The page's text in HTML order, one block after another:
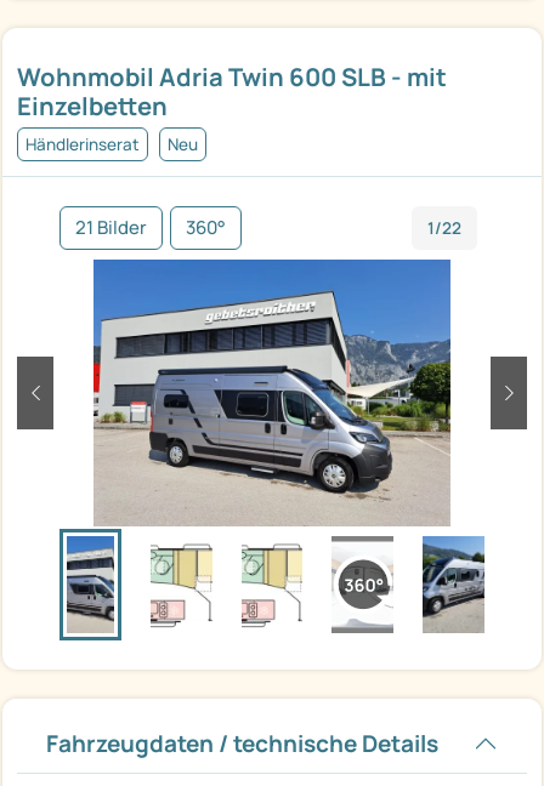
Wohnmobil Adria Twin 600 SLB - mit
Einzelbetten
Händlerinserat Neu
21 Bilder 360° 1/22
zurück
Fahrzeugdaten / technische Details